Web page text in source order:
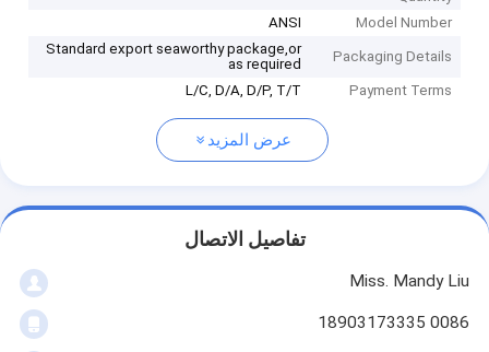
Model Number
ANSI
Packaging Details
Standard export seaworthy package,or
as required
Payment Terms
L/C, D/A, D/P, T/T
عرض المزيد
تفاصيل الاتصال
Miss. Mandy Liu
0086 18903173335